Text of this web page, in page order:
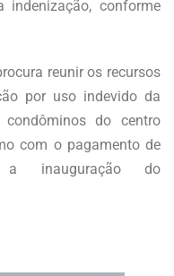
conforme
reunir os recursos
por uso indevido da
do centro
com o pagamento de
a inauguração do